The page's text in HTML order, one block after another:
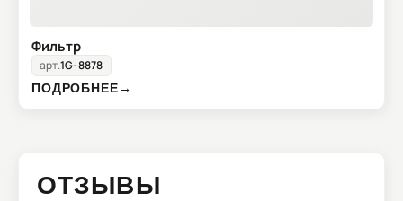
Фильтр
арт.1G-8878
ПОДРОБНЕЕ→
ОТЗЫВЫ